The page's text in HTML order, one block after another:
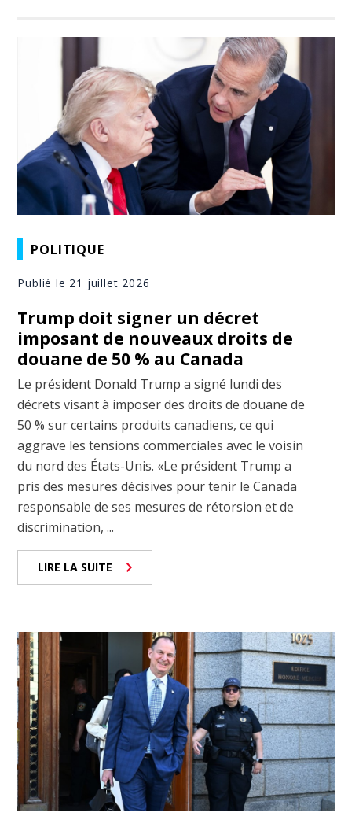
POLITIQUE
Publié le 21 juillet 2026
Trump doit signer un décret
imposant de nouveaux droits de
douane de 50 % au Canada
Le président Donald Trump a signé lundi des
décrets visant à imposer des droits de douane de
50 % sur certains produits canadiens, ce qui
aggrave les tensions commerciales avec le voisin
du nord des États-Unis. «Le président Trump a
pris des mesures décisives pour tenir le Canada
responsable de ses mesures de rétorsion et de
discrimination, ...
LIRE LA SUITE